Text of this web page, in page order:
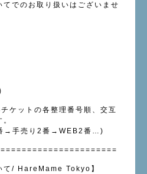
でのお取り扱いはございませ
ケットの各整理番号順、交互
→手売り2番→WEB2番…)
て / HareMame Tokyo 】